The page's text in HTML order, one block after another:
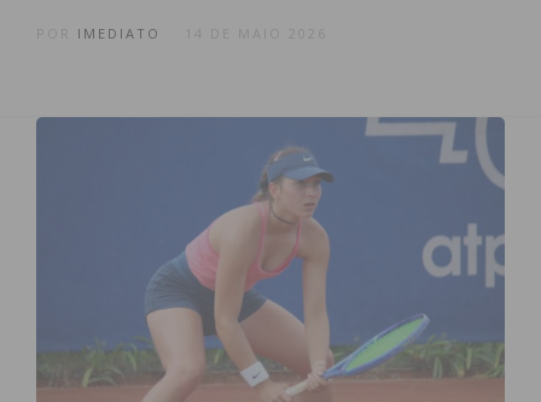
IMEDIATO 14 DE MAIO 2026